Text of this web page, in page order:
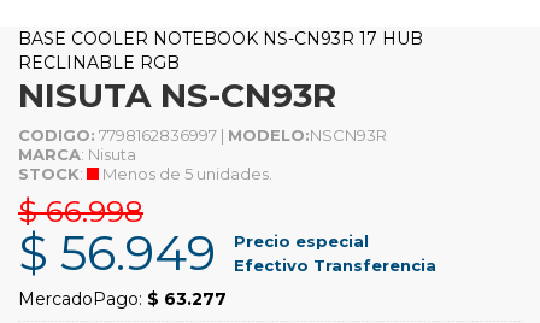
BASE COOLER NOTEBOOK NS-CN93R 17 HUB
RECLINABLE RGB
NISUTA NS-CN93R
CODIGO: 7798162836997 | MODELO:NSCN93R
MARCA: Nisuta
STOCK: Menos de 5 unidades.
$ 66.998
$ 56.949
Precio especial
Efectivo Transferencia
MercadoPago: $ 63.277